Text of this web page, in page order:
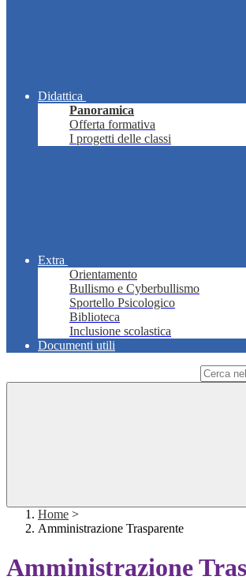
Didattica
Panoramica
Offerta formativa
I progetti delle classi
Extra
Orientamento
Bullismo e Cyberbullismo
Sportello Psicologico
Biblioteca
Inclusione scolastica
Documenti utili
Home >
Amministrazione Trasparente
Amministrazione